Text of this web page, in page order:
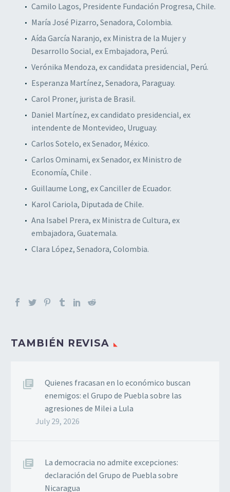
Camilo Lagos, Presidente Fundación Progresa, Chile.
María José Pizarro, Senadora, Colombia.
Aída García Naranjo, ex Ministra de la Mujer y
Desarrollo Social, ex Embajadora, Perú.
Verónika Mendoza, ex candidata presidencial, Perú.
Esperanza Martínez, Senadora, Paraguay.
Carol Proner, jurista de Brasil.
Daniel Martínez, ex candidato presidencial, ex
intendente de Montevideo, Uruguay.
Carlos Sotelo, ex Senador, México.
Carlos Ominami, ex Senador, ex Ministro de
Economía, Chile .
Guillaume Long, ex Canciller de Ecuador.
Karol Cariola, Diputada de Chile.
Ana Isabel Prera, ex Ministra de Cultura, ex
embajadora, Guatemala.
Clara López, Senadora, Colombia.
TAMBIÉN REVISA
Quienes fracasan en lo económico buscan
enemigos: el Grupo de Puebla sobre las
agresiones de Milei a Lula
July 29, 2026
La democracia no admite excepciones:
declaración del Grupo de Puebla sobre
Nicaragua